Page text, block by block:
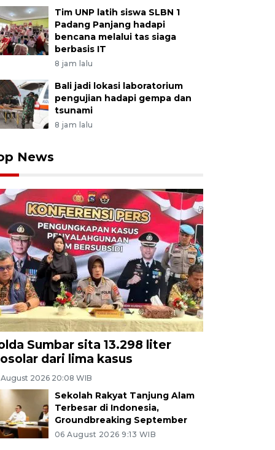
Tim UNP latih siswa SLBN 1
Padang Panjang hadapi
bencana melalui tas siaga
berbasis IT
8 jam lalu
Bali jadi lokasi laboratorium
pengujian hadapi gempa dan
tsunami
8 jam lalu
News
Sumbar sita 13.298 liter
dari lima kasus
2026 20:08 WIB
Sekolah Rakyat Tanjung Alam
Terbesar di Indonesia,
Groundbreaking September
06 August 2026 9:13 WIB